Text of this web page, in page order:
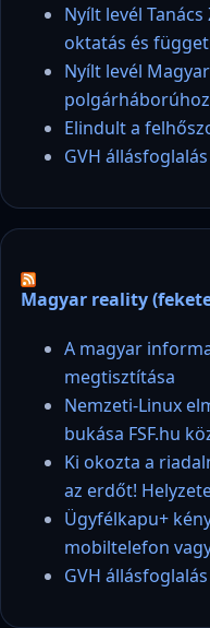
Nyílt levél
oktatás és
Nyílt levél
Elindult a
GVH
Magyar reality
A magyar
megtisztítása
Nemzeti-Linux
bukása FSF.hu
Ki okozta a
az erdőt!
Ügyfélkapu+
mobiltelefon
GVH